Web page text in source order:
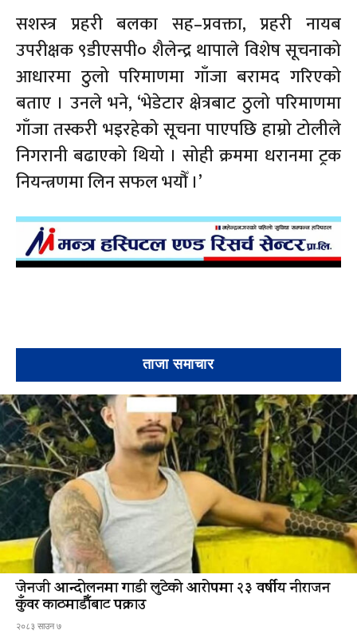
सशस्त्र प्रहरी बलका सह–प्रवक्ता, प्रहरी नायब
उपरीक्षक ९डीएसपी० शैलेन्द्र थापाले विशेष सूचनाको
आधारमा ठुलो परिमाणमा गाँजा बरामद गरिएको
बताए । उनले भने, ‘भेडेटार क्षेत्रबाट ठुलो परिमाणमा
गाँजा तस्करी भइरहेको सूचना पाएपछि हाम्रो टोलीले
निगरानी बढाएको थियो । सोही क्रममा धरानमा ट्रक
नियन्त्रणमा लिन सफल भयौँ ।’
ताजा समाचार
जेनजी आन्दोलनमा गाडी लुटेको आरोपमा २३ वर्षीय नीराजन
कुँवर काठमाडौँबाट पक्राउ
२०८३ साउन ७